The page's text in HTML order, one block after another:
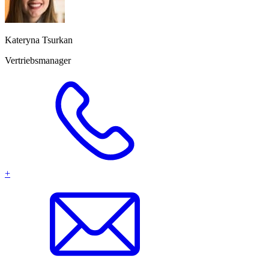
Kateryna Tsurkan
Vertriebsmanager
+